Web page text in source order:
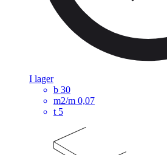
I lager
b 30
m2/m 0,07
t 5